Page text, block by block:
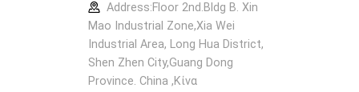
Address:Floor 2nd.Bldg B. Xin
Mao Industrial Zone,Xia Wei
Industrial Area, Long Hua District,
Shen Zhen City,Guang Dong
Province. China ,Κίνα